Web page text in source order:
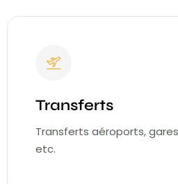
Transferts
Transferts aéroports,
etc.